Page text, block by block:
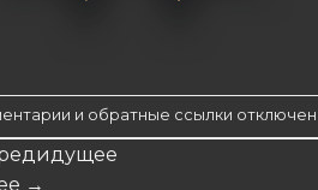
и обратные ссылки
→